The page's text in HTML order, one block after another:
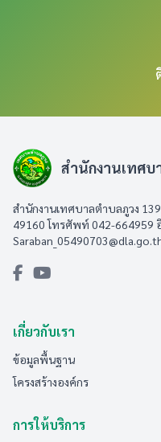
สำนักงานเทศบ
สำนักงานเทศบาลตำบลภูวง
49160 โทรศัพท์ 042-664959
เกี่ยวกับเรา
ข้อมูลพื้นฐาน
โครงสร้างองค์กร
การให้บริการ